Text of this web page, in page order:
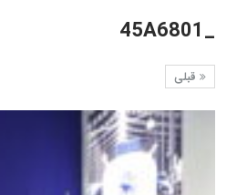
_45A6801
قبلی